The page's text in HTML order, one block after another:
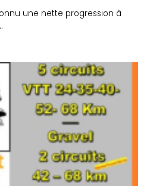
une nette progression à